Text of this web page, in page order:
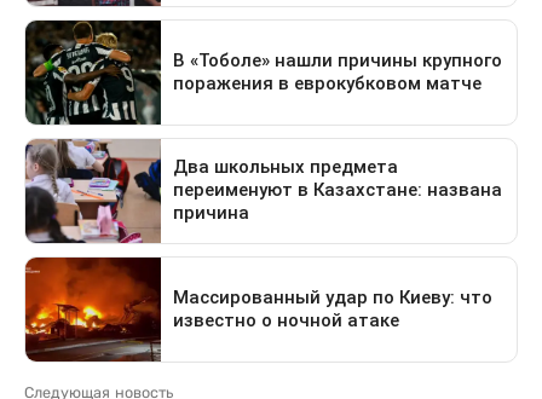
Следующая новость